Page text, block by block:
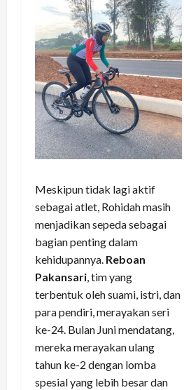
Meskipun tidak lagi aktif
sebagai atlet, Rohidah masih
menjadikan sepeda sebagai
bagian penting dalam
kehidupannya. Reboan
Pakansari, tim yang
terbentuk oleh suami, istri, dan
para pendiri, merayakan seri
ke-24. Bulan Juni mendatang,
mereka merayakan ulang
tahun ke-2 dengan lomba
spesial yang lebih besar dan